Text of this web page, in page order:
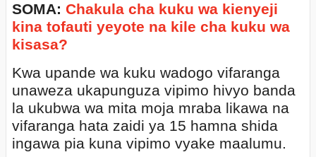
SOMA: Chakula cha kuku wa kienyeji
kina tofauti yeyote na kile cha kuku wa
kisasa?
Kwa upande wa kuku wadogo vifaranga
unaweza ukapunguza vipimo hivyo banda
la ukubwa wa mita moja mraba likawa na
vifaranga hata zaidi ya 15 hamna shida
ingawa pia kuna vipimo vyake maalumu.